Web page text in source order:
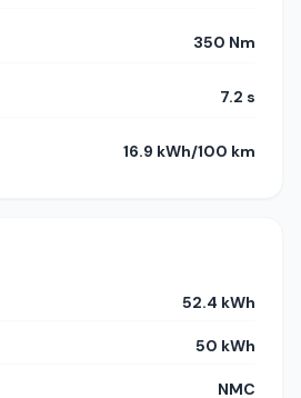
350 Nm
7.2 s
16.9 kWh/100 km
52.4 kWh
50 kWh
NMC